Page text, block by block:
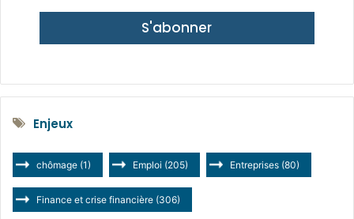
S'abonner
Enjeux
chômage (1) Emploi (205) Entreprises (80)
Finance et crise financière (306)